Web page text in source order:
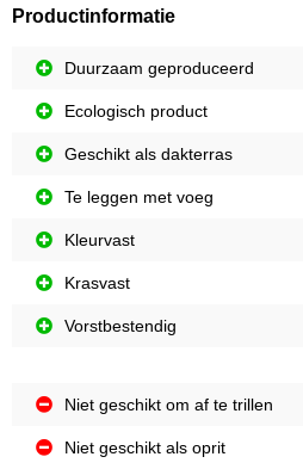
Productinformatie
Duurzaam geproduceerd
Ecologisch product
Geschikt als dakterras
Te leggen met voeg
Kleurvast
Krasvast
Vorstbestendig
Niet geschikt om af te trillen
Niet geschikt als oprit